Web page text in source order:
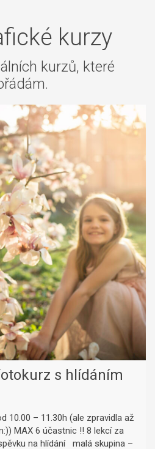
kurzy
kurzů, které
s hlídáním
10.00 – 11.30h (ale zpravidla až
MAX 6 účastnic !! 8 lekcí za
na hlídání malá skupina –